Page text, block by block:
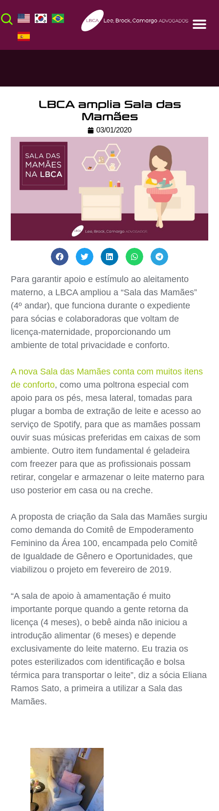
LBCA amplia Sala das
Mamães
03/01/2020
Para garantir apoio e estímulo ao aleitamento
materno, a LBCA ampliou a “Sala das Mamães”
(4º andar), que funciona durante o expediente
para sócias e colaboradoras que voltam de
licença-maternidade, proporcionando um
ambiente de total privacidade e conforto.
A nova Sala das Mamães conta com muitos itens
de conforto, como uma poltrona especial com
apoio para os pés, mesa lateral, tomadas para
plugar a bomba de extração de leite e acesso ao
serviço de Spotify, para que as mamães possam
ouvir suas músicas preferidas em caixas de som
ambiente. Outro item fundamental é geladeira
com freezer para que as profissionais possam
retirar, congelar e armazenar o leite materno para
uso posterior em casa ou na creche.
A proposta de criação da Sala das Mamães surgiu
como demanda do Comitê de Empoderamento
Feminino da Área 100, encampada pelo Comitê
de Igualdade de Gênero e Oportunidades, que
viabilizou o projeto em fevereiro de 2019.
“A sala de apoio à amamentação é muito
importante porque quando a gente retorna da
licença (4 meses), o bebê ainda não iniciou a
introdução alimentar (6 meses) e depende
exclusivamente do leite materno. Eu trazia os
potes esterilizados com identificação e bolsa
térmica para transportar o leite”, diz a sócia Eliana
Ramos Sato, a primeira a utilizar a Sala das
Mamães.